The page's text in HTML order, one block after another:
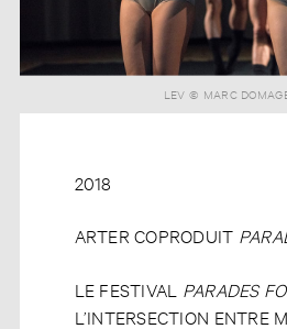
LEV © MARC
2018
ARTER COPRODUIT
LE FESTIVAL PARADES
L’INTERSECTION ENTRE